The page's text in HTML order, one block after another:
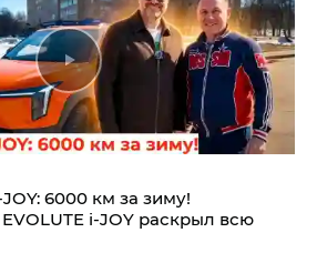
6000 км за зиму!
i‑JOY раскрыл всю